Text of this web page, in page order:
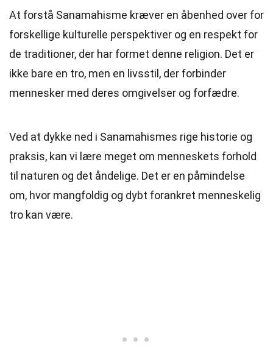
At forstå Sanamahisme kræver en åbenhed over for
forskellige kulturelle perspektiver og en respekt for
de traditioner, der har formet denne religion. Det er
ikke bare en tro, men en livsstil, der forbinder
mennesker med deres omgivelser og forfædre.
Ved at dykke ned i Sanamahismes rige historie og
praksis, kan vi lære meget om menneskets forhold
til naturen og det åndelige. Det er en påmindelse
om, hvor mangfoldig og dybt forankret menneskelig
tro kan være.